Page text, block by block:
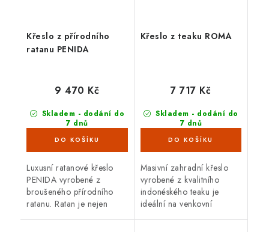
Křeslo z přírodního
ratanu PENIDA
Skladem - dodání do
7 dnů
(1 ks)
9 470 Kč
Luxusní ratanové křeslo
PENIDA vyrobené z
broušeného přírodního
ratanu. Ratan je nejen
Křeslo z teaku ROMA
Skladem - dodání do
7 dnů
(5 ks)
7 717 Kč
Masivní zahradní křeslo
vyrobené z kvalitního
indonéského teaku je
ideální na venkovní